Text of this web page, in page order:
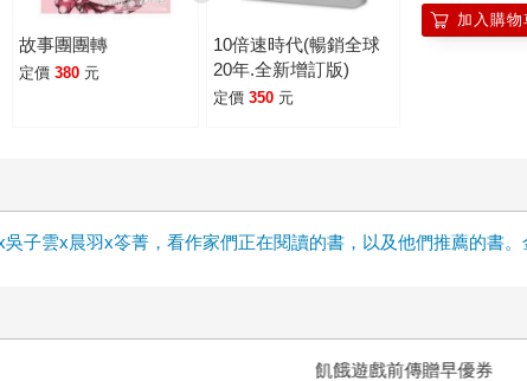
故事團團轉
定價 380 元
10倍速時代(暢銷全球
20年.全新增訂版)
定價 350 元
加入購物
吳子雲x晨羽x笭菁，看作家們正在閱讀的書，以及他們推薦的書
十字殺手【艾迪．弗